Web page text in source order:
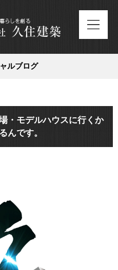
ルブログ
・モデルハウスに行くか
んです。